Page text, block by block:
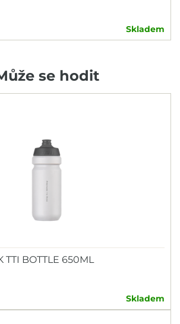
Skladem
se hodit
TTI BOTTLE 650ML
Skladem